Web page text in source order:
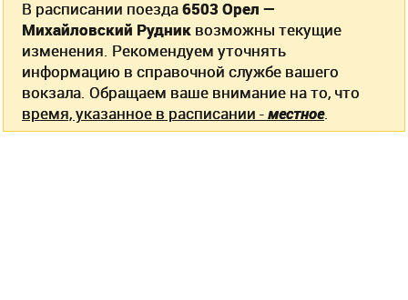
В расписании поезда6503 Орел —
Михайловский Рудник возможны текущие
изменения. Рекомендуем уточнять
информацию в справочной службе вашего
вокзала. Обращаем ваше внимание на то, что
время, указанное в расписании -местное.